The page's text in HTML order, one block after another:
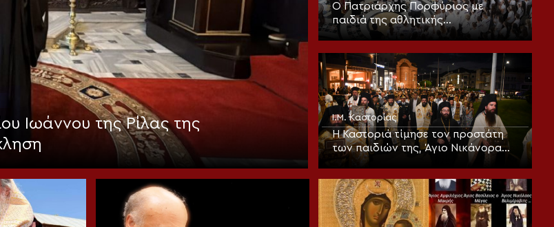
Ιωάννου της Ρίλας της
Ο Πατριάρχης Πορφύριος με
παιδιά της αθλητικής
κατασκήνωσης «Η Σερβία σε καλεί»
Ι.Μ. Καστορίας
Η Καστοριά τίμησε τον προστάτη
των παιδιών της, Άγιο Νικάνορα
τον Θαυματουργό